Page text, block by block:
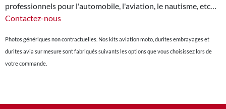
professionnels pour l'automobile, l'aviation, le nautisme, etc…
Contactez-nous
Photos génériques non contractuelles. Nos kits aviation moto, durites embrayages et
durites avia sur mesure sont fabriqués suivants les options que vous choisissez lors de
votre commande.